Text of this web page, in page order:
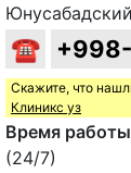
☎
Скажите, что
Клиникс уз
Время
(24/7)